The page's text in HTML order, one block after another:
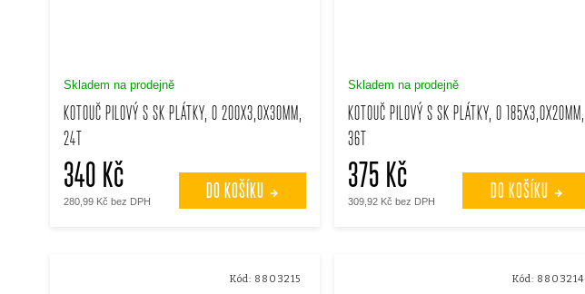
KOTOUČ PILOVÝ S SK PLÁTKY, O 200X3,0X30MM,
24T
Skladem na prodejně
280,99 Kč bez DPH
340 Kč DO KOŠÍKU
KOTOUČ PILOVÝ S SK PLÁTKY, O 185X3,0X20MM,
36T
Skladem na prodejně
309,92 Kč bez DPH
375 Kč DO KOŠÍKU
Kód: 8803215 Kód: 8803214